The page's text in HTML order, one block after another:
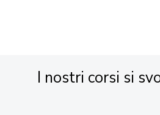
I nostri corsi si